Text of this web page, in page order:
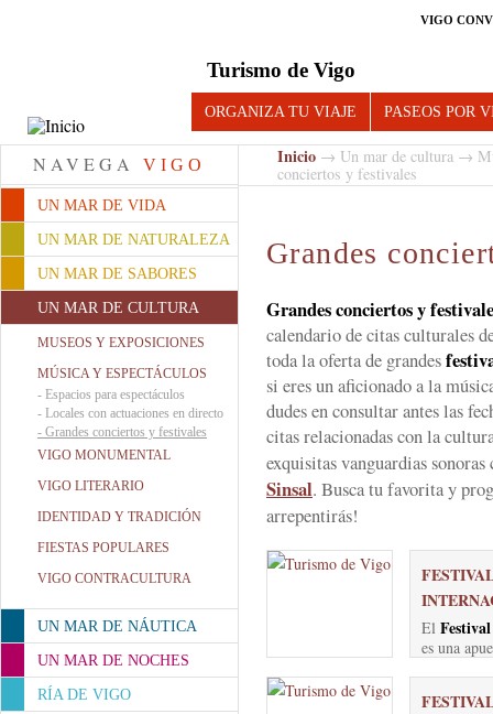
VIGO
Turismo de Vigo
ORGANIZA TU VIAJE PASEOS POR
NAVEGA VIGO
UN MAR DE VIDA
UN MAR DE NATURALEZA
UN MAR DE SABORES
UN MAR DE CULTURA
MUSEOS Y EXPOSICIONES
MÚSICA Y ESPECTÁCULOS
- Espacios para espectáculos
- Locales con actuaciones en directo
- Grandes conciertos y festivales
VIGO MONUMENTAL
VIGO LITERARIO
IDENTIDAD Y TRADICIÓN
FIESTAS POPULARES
VIGO CONTRACULTURA
UN MAR DE NÁUTICA
UN MAR DE NOCHES
RÍA DE VIGO
Inicio → Un mar de cultura →
conciertos y festivales
Grandes
Grandes conciertos y
calendario de citas culturales
toda la oferta de grandes
si eres un aficionado a la
dudes en consultar antes las
citas relacionadas con la
exquisitas vanguardias
Sinsal. Busca tu favorita y
arrepentirás!
El
es una